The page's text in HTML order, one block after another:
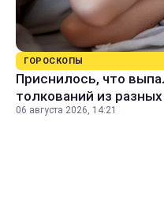
ГОРОСКОПЫ
Приснилось, что
толкований из
06 августа 2026, 14:21